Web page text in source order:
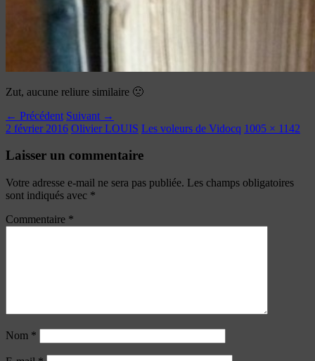
Zut, aucune reliure similaire 🙁
← Précédent Suivant →
2 février 2016 Olivier LOUIS Les voleurs de Vidocq 1005 × 1142
Laisser un commentaire
Votre adresse e-mail ne sera pas publiée. Les champs obligatoires
sont indiqués avec *
Commentaire *
Nom *